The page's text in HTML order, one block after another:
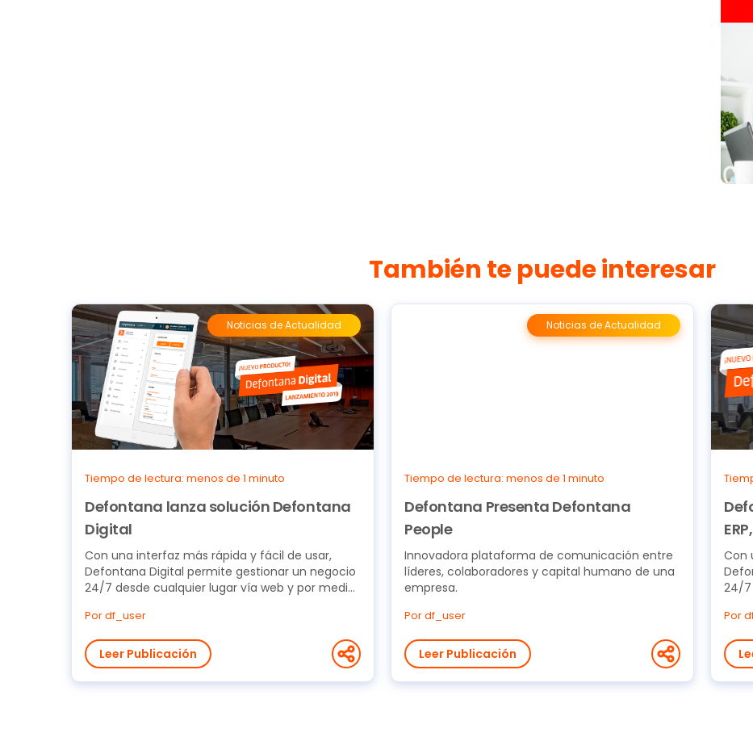
También te puede interesar
Noticias de Actualidad
Tiempo de lectura: menos de 1 minuto
Defontana lanza solución Defontana
Digital
Con una interfaz más rápida y fácil de usar,
Defontana Digital permite gestionar un negocio
24/7 desde cualquier lugar vía web y por medio
Por df_user
Leer Publicación
Noticias de Actualidad
Tiempo de lectura: menos de 1 minuto
Defontana Presenta Defontana
People
Innovadora plataforma de comunicación entre
líderes, colaboradores y capital humano de una
empresa.
Por df_user
Leer Publicación
Con
24/7
Por